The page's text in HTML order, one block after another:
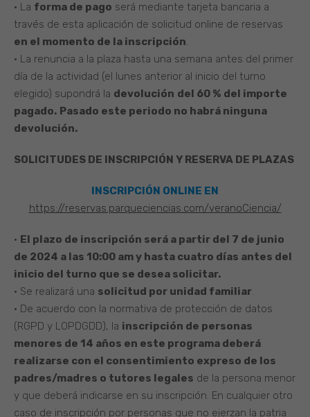
• La forma de pago será mediante tarjeta bancaria a
través de esta aplicación de solicitud online de reservas
en el momento de la inscripción.
• La renuncia a la plaza hasta una semana antes del primer
día de la actividad (el lunes anterior al inicio del turno
elegido) supondrá la devolución del 60 % del importe
pagado. Pasado este periodo no habrá ninguna
devolución.
SOLICITUDES DE INSCRIPCIÓN Y RESERVA DE PLAZAS
INSCRIPCIÓN ONLINE EN
https://reservas.parqueciencias.com/veranoCiencia/
• El plazo de inscripción será a partir del 7 de junio
de 2024 a las 10:00 am y hasta cuatro días antes del
inicio del turno que se desea solicitar.
• Se realizará una solicitud por unidad familiar.
• De acuerdo con la normativa de protección de datos
(RGPD y LOPDGDD), la inscripción de personas
menores de 14 años en este programa deberá
realizarse con el consentimiento expreso de los
padres/madres o tutores legales de la persona menor
y que deberá indicarse en su inscripción. En cualquier otro
caso de inscripción por personas que no ejerzan la patria